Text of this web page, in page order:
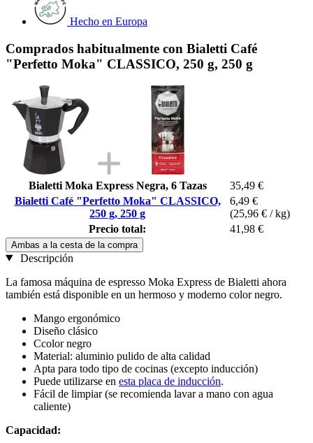
Hecho en Europa
Comprados habitualmente con Bialetti Café
"Perfetto Moka" CLASSICO, 250 g, 250 g
Bialetti Moka Express Negra, 6 Tazas
35,49 €
Bialetti Café "Perfetto Moka" CLASSICO,
250 g, 250 g
6,49 €
(25,96 € / kg)
Precio total:
41,98 €
Ambas a la cesta de la compra
Descripción
La famosa máquina de espresso Moka Express de Bialetti ahora
también está disponible en un hermoso y moderno color negro.
Mango ergonómico
Diseño clásico
Ccolor negro
Material: aluminio pulido de alta calidad
Apta para todo tipo de cocinas (excepto inducción)
Puede utilizarse en esta placa de inducción.
Fácil de limpiar (se recomienda lavar a mano con agua
caliente)
Capacidad: